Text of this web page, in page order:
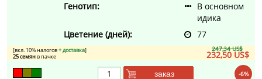
Генотип:
В основном
идика
Цветение (дней):
77
247,34 US$
232,50 US$
[вкл. 10% налогов+ доставка]
25 семянв пачке
-6%
заказ